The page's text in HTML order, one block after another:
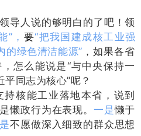
导人说的够明白的了吧！领
”， 要“把我国建成核工业强
的绿色清洁能源” ，如果各省
怎么能说是“与中央保持一
平同志为核心”呢？
核能工业落地本省，说到
懒政行为在表现。 一是懒于
不愿做深入细致的群众思想